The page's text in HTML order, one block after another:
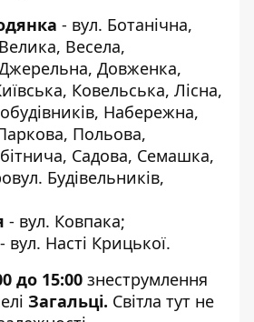
- вул. Ботанічна,
Весела,
Довженка,
Ковельська, Лісна,
Набережна,
Польова,
Садова, Семашка,
Будівельників,
- вул. Ковпака;
- вул. Насті Крицької.
до 15:00 знеструмлення
Загальці. Світла тут не